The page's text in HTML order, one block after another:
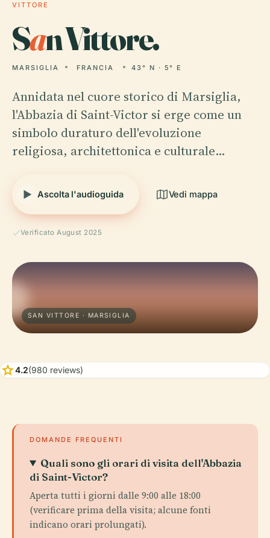
VITTORE
San Vittore.
MARSIGLIA FRANCIA 43° N · 5° E
Annidata nel cuore storico di Marsiglia,
l'Abbazia di Saint-Victor si erge come un
simbolo duraturo dell'evoluzione
religiosa, architettonica e culturale…
Ascolta l'audioguida Vedi mappa
Verificato August 2025
SAN VITTORE · MARSIGLIA
star4.2(980 reviews)
DOMANDE FREQUENTI
Quali sono gli orari di visita dell'Abbazia
di Saint-Victor?
Aperta tutti i giorni dalle 9:00 alle 18:00
(verificare prima della visita; alcune fonti
indicano orari prolungati).